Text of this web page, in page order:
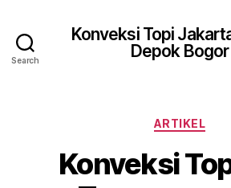
Search
Konveksi Topi
Depok Bogor
ARTIKEL
Konveksi